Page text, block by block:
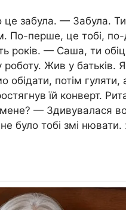
це забула. — Забула.
По-перше, це тобі, по-
років. — Саша, ти
Жив у батьків. Я
потім гуляти,
їй конверт.
— Здивувалася
було тобі змі